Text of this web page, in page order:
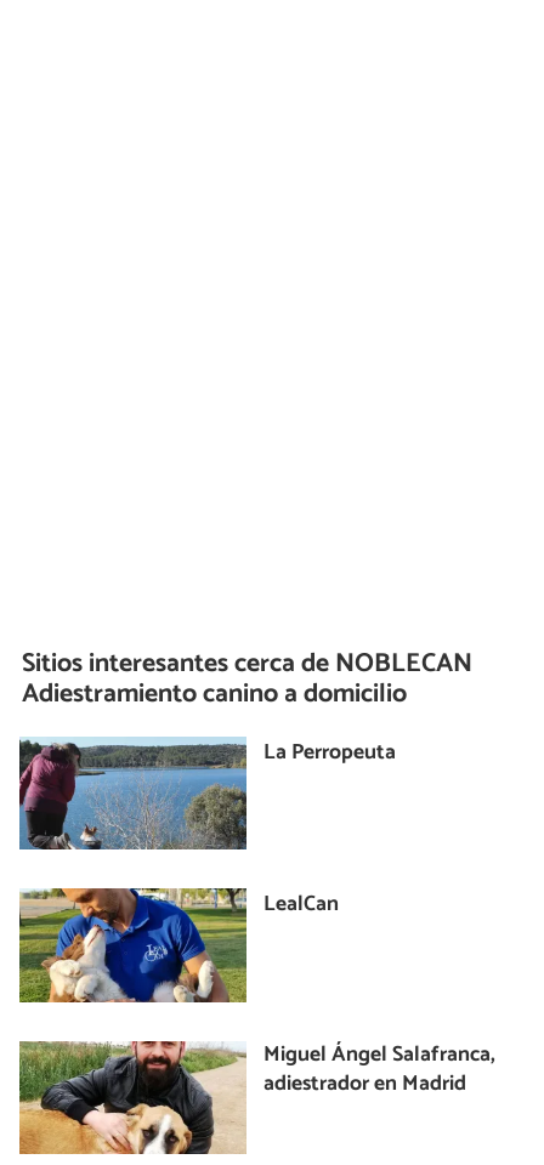
Sitios interesantes cerca deNOBLECAN
Adiestramiento canino a domicilio
La Perropeuta
LealCan
Miguel Ángel Salafranca,
adiestrador en Madrid